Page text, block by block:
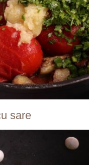
sare